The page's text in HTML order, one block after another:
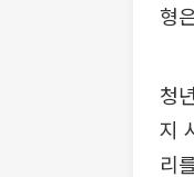
형
청
지
리